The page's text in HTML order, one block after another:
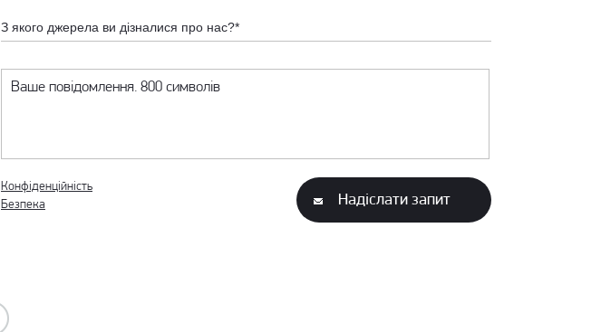
З якого джерела ви дізналися про нас?*
Конфіденційність
Безпека
Надіслати запит